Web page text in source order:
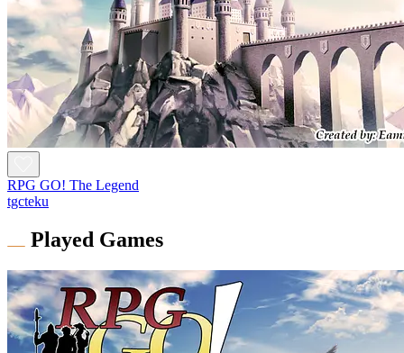
RPG GO! The Legend
tgcteku
Played Games